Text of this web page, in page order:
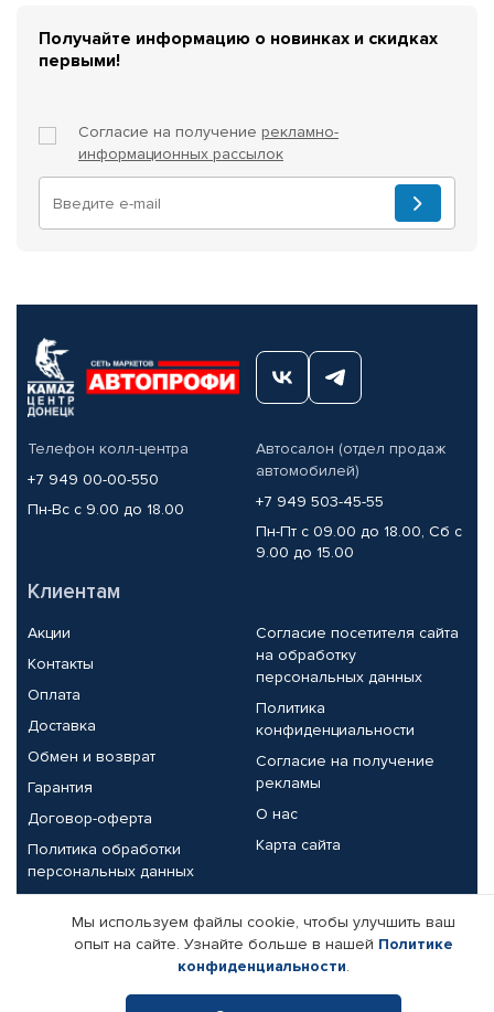
Получайте информацию о новинках и скидках
первыми!
Согласие на получение рекламно-
информационных рассылок
Телефон колл-центра
+7 949 00-00-550
Пн-Вс с 9.00 до 18.00
Автосалон (отдел продаж
автомобилей)
+7 949 503-45-55
Пн-Пт с 09.00 до 18.00, Сб с
9.00 до 15.00
Клиентам
Акции
Контакты
Оплата
Доставка
Обмен и возврат
Гарантия
Договор-оферта
Политика обработки
персональных данных
Согласие посетителя сайта
на обработку
персональных данных
Политика
конфиденциальности
Согласие на получение
рекламы
О нас
Карта сайта
Партнерам
Корпоративным клиентам
Поставщикам
Реквизиты компании
Мы используем файлы cookie, чтобы улучшить ваш
опыт на сайте. Узнайте больше в нашей Политике
конфиденциальности.